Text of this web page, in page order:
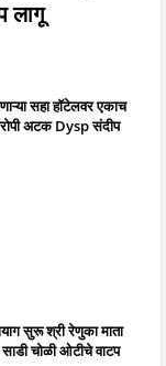
लागू
सहा हॉटेलवर एकाच
अटक Dysp संदीप
सुरू श्री रेणुका माता
चोळी ओटीचे वाटप